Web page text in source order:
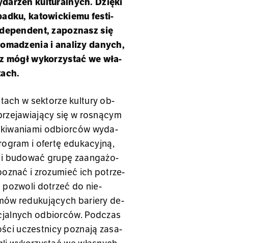
ka­to­wic­kie­mu fe­sti­
za­po­znasz się
i ana­li­zy da­nych,
mógł wy­ko­rzy­stać we wła­
w sek­to­rze kul­tu­ry ob­
się w ro­sną­cym
od­bior­ców wy­da­
i ofer­tę edu­ka­cyj­ną,
bu­do­wać grupę za­an­ga­żo­
i zro­zu­mieć ich po­trze­
po­zwo­li do­trzeć do nie-
re­du­ku­ją­cych ba­rie­ry de­
od­bior­ców. Pod­czas
uczest­ni­cy po­zna­ją za­sa­